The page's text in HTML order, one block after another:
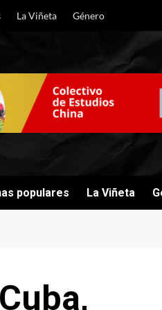
La Viñeta Género
populares La Viñeta